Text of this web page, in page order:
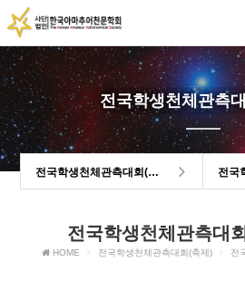
전국학생천체관측
전국학생천체관측대회(축제)
전국학생천체관측대
HOME 전국학생천체관측대회(축제) 전